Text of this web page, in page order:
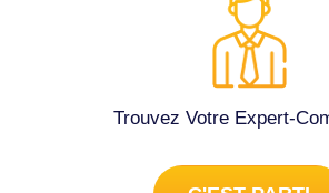
Trouvez Votre Expert-